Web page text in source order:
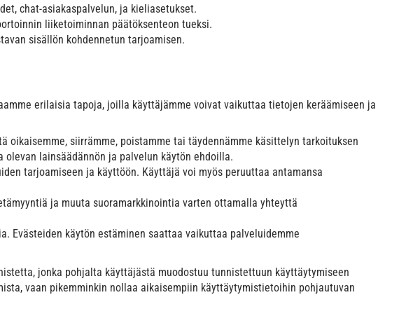
chat-asiakaspalvelun, ja kieliasetukset.
liiketoiminnan päätöksenteon tueksi.
sisällön kohdennetun tarjoamisen.
erilaisia tapoja, joilla käyttäjämme voivat vaikuttaa tietojen keräämiseen ja
siirrämme, poistamme tai täydennämme käsittelyn tarkoituksen
lainsäädännön ja palvelun käytön ehdoilla.
tarjoamiseen ja käyttöön. Käyttäjä voi myös peruuttaa antamansa
ja muuta suoramarkkinointia varten ottamalla yhteyttä
Evästeiden käytön estäminen saattaa vaikuttaa palveluidemme
jonka pohjalta käyttäjästä muodostuu tunnistettuun käyttäytymiseen
vaan pikemminkin nollaa aikaisempiin käyttäytymistietoihin pohjautuvan